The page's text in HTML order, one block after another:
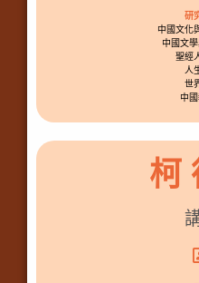
研
中國文化
中國文
聖經
人
世
中
柯